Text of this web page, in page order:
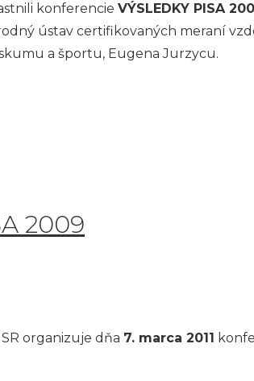
konferencie VÝSLEDKY PISA
ústav certifikovaných meraní
a športu, Eugena Jurzycu.
2009
organizuje dňa 7. marca 2011